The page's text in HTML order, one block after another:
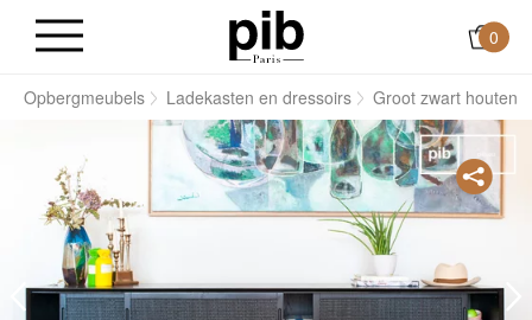
0
Opbergmeubels Ladekasten en dressoirs Groot zwart houten